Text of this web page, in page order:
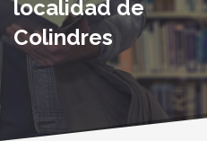
localidad de
Colindres